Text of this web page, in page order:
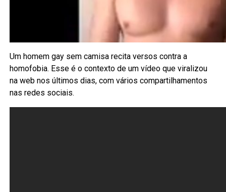
Um homem gay sem camisa recita versos contra a
homofobia. Esse é o contexto de um vídeo que viralizou
na web nos últimos dias, com vários compartilhamentos
nas redes sociais.